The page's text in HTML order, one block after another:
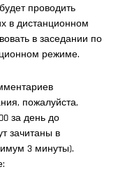
проводить
в дистанционном
в заседании по
режиме.
пожалуйста,
за день до
зачитаны в
3 минуты).